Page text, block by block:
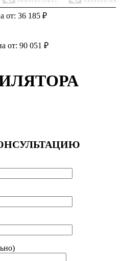
от: 36 185 ₽
от: 90 051 ₽